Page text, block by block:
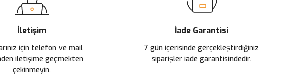
İletişim
için telefon ve mail
iletişime geçmekten
çekinmeyin.
İade Garantisi
7 gün içerisinde gerçekleştirdiğiniz
siparişler iade garantisindedir.